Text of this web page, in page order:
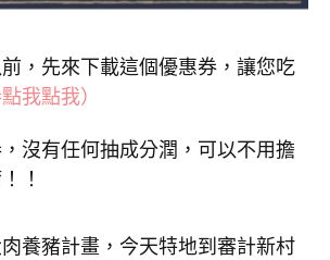
，先來下載這個優惠券，讓您吃
我點我）
沒有任何抽成分潤，可以不用擔
！
養豬計畫，今天特地到審計新村